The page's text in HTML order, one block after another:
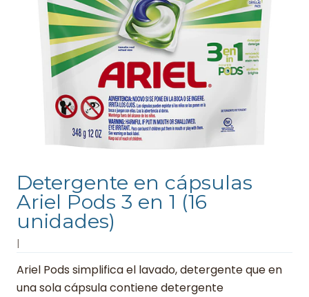
Detergente en cápsulas
Ariel Pods 3 en 1 (16
unidades)
|
Ariel Pods simplifica el lavado, detergente que en
una sola cápsula contiene detergente